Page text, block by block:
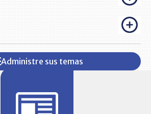
Administre sus temas